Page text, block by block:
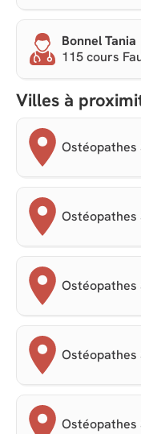
Bonnel Tania
115 cours
Villes à
Ostéopathes
Ostéopathes
Ostéopathes
Ostéopathes
Ostéopathes